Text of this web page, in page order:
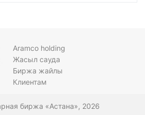
Aramco holding
Жасыл сауда
Биржа жайлы
Клиентам
биржа «Астана», 2026